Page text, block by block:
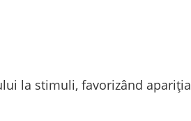
la stimuli, favorizând apariția